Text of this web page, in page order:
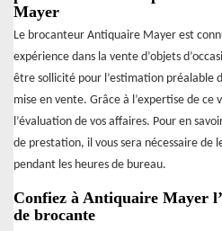
Mayer
Le brocanteur Antiquaire Mayer est
expérience dans la vente d’objets
être sollicité pour l’estimation préalable
mise en vente. Grâce à l’expertise de ce
l’évaluation de vos affaires. Pour en
de prestation, il vous sera nécessaire de
pendant les heures de bureau.
Confiez à Antiquaire Mayer
de brocante